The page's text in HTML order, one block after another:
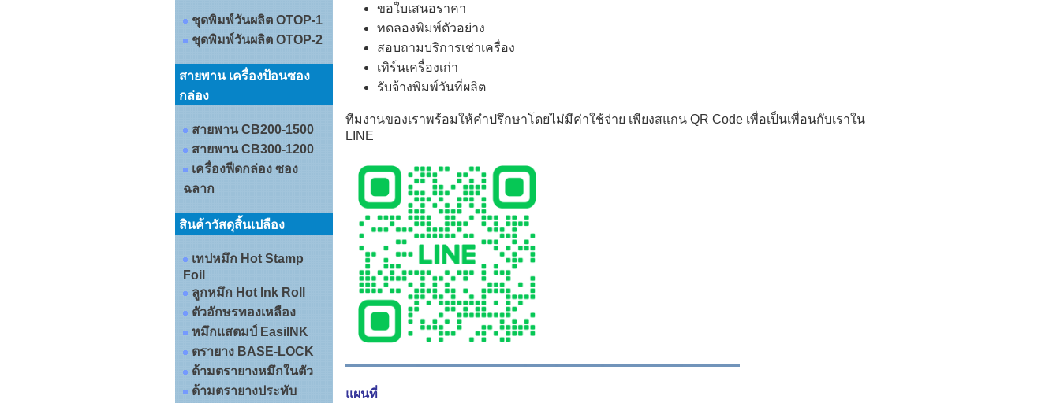
ชุดพิมพ์วันผลิต OTOP-1
ชุดพิมพ์วันผลิต OTOP-2
สายพาน เครื่องป้อนซอง
กล่อง
สายพาน CB200-1500
สายพาน CB300-1200
เครื่องฟีดกล่อง ซอง
ฉลาก
สินค้าวัสดุสิ้นเปลือง
เทปหมึก Hot Stamp
Foil
ลูกหมึก Hot Ink Roll
ตัวอักษรทองเหลือง
หมึกแสตมป์ EasiINK
ตรายาง BASE-LOCK
ด้ามตรายางหมึกในตัว
ด้ามตรายางประทับ
ขอใบเสนอราคา
ทดลองพิมพ์ตัวอย่าง
สอบถามบริการเช่าเครื่อง
เทิร์นเครื่องเก่า
รับจ้างพิมพ์วันที่ผลิต
ทีมงานของเราพร้อมให้คำปรึกษาโดยไม่มีค่าใช้จ่าย เพียงสแกน QR Code เพื่อเป็นเพื่อนกับเราใน
LINE
แผนที่